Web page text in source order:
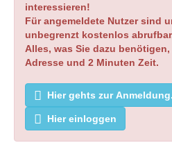
interessieren!
Für angemeldete Nutzer sind
unbegrenzt kostenlos
Alles, was Sie dazu
Adresse und 2 Minuten Zeit.
Hier gehts zur
Hier einloggen